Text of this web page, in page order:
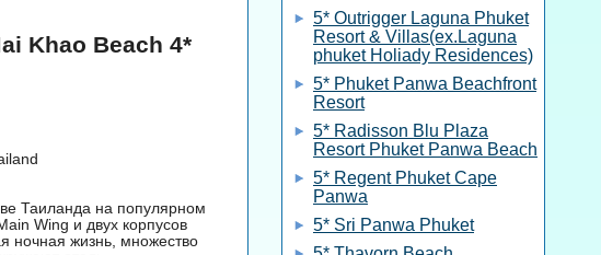
Khao Beach 4*
Таиланда на популярном
Wing и двух корпусов
ночная жизнь, множество
5* Outrigger Laguna Phuket
Resort & Villas(ex.Laguna
phuket Holiady Residences)
5* Phuket Panwa Beachfront
Resort
5* Radisson Blu Plaza
Resort Phuket Panwa Beach
5* Regent Phuket Cape
Panwa
5* Sri Panwa Phuket